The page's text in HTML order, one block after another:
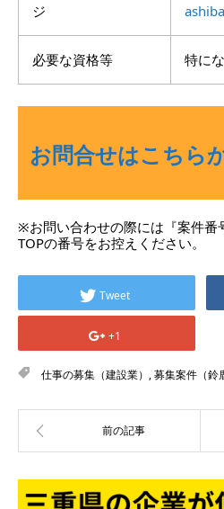
ジ
必要な資格等 特に
お問合せはこちら
※お問い合わせの際には『案件番
TOPの番号をお控えください。
Tweet
+1
仕事の募集（建設業） ,募集案件（鈴